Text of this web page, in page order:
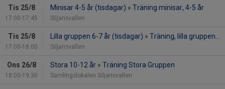
Tis 25/8
17:00-17:45
Minisar 4-5 år (tisdagar) » Träning minisar, 4-5 år
Siljansvallen
Tis 25/8
17:00-18:00
Lilla gruppen 6-7 år (tisdagar) » Träning, lilla gruppen 6-7 år (tisdagar)
Siljansvallen
Ons 26/8
18:00-19:30
Stora 10-12 år » Träning Stora Gruppen
Samlingslokalen Siljansvallen